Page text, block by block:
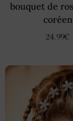
bouquet de
coréen
24.99€